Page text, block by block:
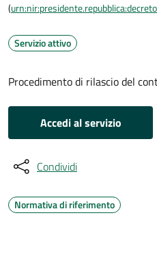
(
Servizio attivo
Procedimento di rilascio del
Accedi al servizio
Condividi
Normativa di riferimento